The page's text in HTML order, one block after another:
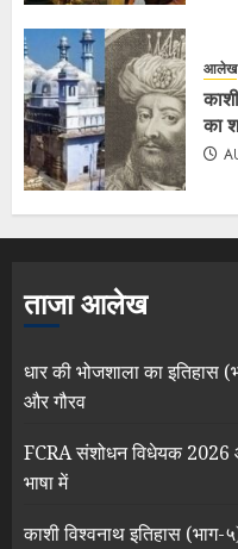
आलेख
का
ताजा आलेख
धार की भोजशाला का इतिहास
और गौरव
FCRA संशोधन विधेयक 2026
भाषा में
काशी विश्वनाथ इतिहास (भाग-